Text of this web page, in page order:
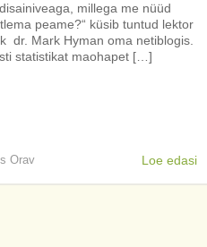
millega me nüüd
peame?“ küsib tuntud lektor
dr. Mark Hyman oma netiblogis.
statistikat maohapet […]
Orav Loe edasi